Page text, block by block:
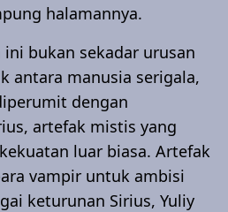
halamannya.
bukan sekadar urusan
antara manusia serigala,
dengan
artefak mistis yang
luar biasa. Artefak
vampir untuk ambisi
keturunan Sirius, Yuliy